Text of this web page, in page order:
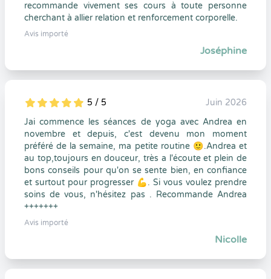
recommande vivement ses cours à toute personne
cherchant à allier relation et renforcement corporelle.
Avis importé
Joséphine
5
1
5
0 5 / 5
Juin 2026
Jai commence les séances de yoga avec Andrea en
novembre et depuis, c'est devenu mon moment
préféré de la semaine, ma petite routine 🙂.Andrea et
au top,toujours en douceur, très a l'écoute et plein de
bons conseils pour qu'on se sente bien, en confiance
et surtout pour progresser 💪. Si vous voulez prendre
soins de vous, n'hésitez pas . Recommande Andrea
+++++++
Avis importé
Nicolle